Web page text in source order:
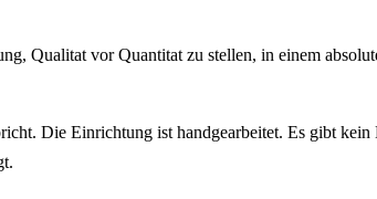
Qualitat vor Quantitat zu stellen, in einem
Die Einrichtung ist handgearbeitet. Es gibt